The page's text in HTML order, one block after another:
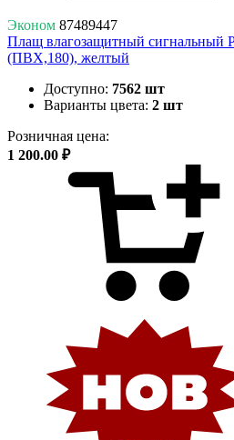
Эконом 87489447
Плащ влагозащитный сигнальный
(ПВХ,180), желтый
Доступно: 7562 шт
Варианты цвета: 2 шт
Розничная цена:
1 200.00 ₽